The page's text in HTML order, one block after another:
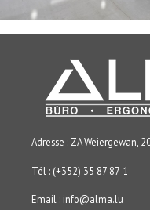
Adresse : ZA Weiergewan,
Tél : (+352) 35 87 87-1
Email : info@alma.lu